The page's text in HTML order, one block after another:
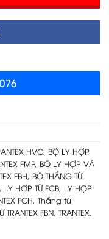
HVC, BỘ LY HỢP
FMP, BỘ LY HỢP VÀ
FBH, BỘ THẮNG TỪ
, LY HỢP TỪ FCB, LY HỢP
FCH, Thắng từ
TRANTEX FBN, TRANTEX,